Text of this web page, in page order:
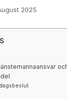
2025